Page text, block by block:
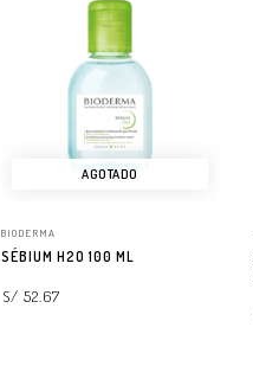
AGOTADO
BIODERMA
SÉBIUM H2O 100 ML
S/ 52.67